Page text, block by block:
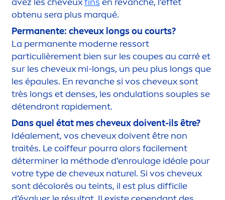
obtenu sera plus marqué.
Permanente: cheveux longs ou courts?
La permanente moderne ressort
particulièrement bien sur les coupes au carré et
sur les cheveux mi-longs, un peu plus longs que
les épaules. En revanche si vos cheveux sont
très longs et denses, les ondulations souples se
détendront rapidement.
Dans quel état mes cheveux doivent-ils être?
Idéalement, vos cheveux doivent être non
traités. Le coiffeur pourra alors facilement
déterminer la méthode d’enroulage idéale pour
votre type de cheveux naturel. Si vos cheveux
sont décolorés ou teints, il est plus difficile